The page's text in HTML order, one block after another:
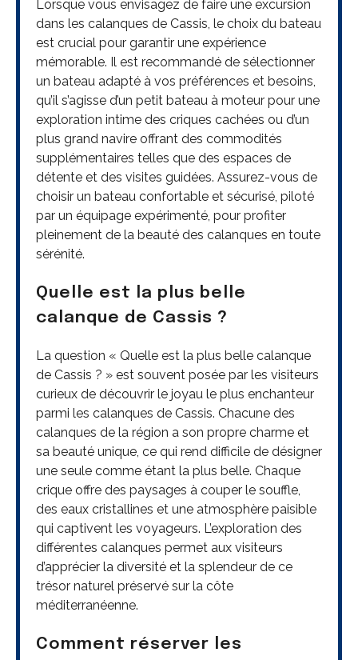
Lorsque vous envisagez de faire une excursion
dans les calanques de Cassis, le choix du bateau
est crucial pour garantir une expérience
mémorable. Il est recommandé de sélectionner
un bateau adapté à vos préférences et besoins,
qu’il s’agisse d’un petit bateau à moteur pour une
exploration intime des criques cachées ou d’un
plus grand navire offrant des commodités
supplémentaires telles que des espaces de
détente et des visites guidées. Assurez-vous de
choisir un bateau confortable et sécurisé, piloté
par un équipage expérimenté, pour profiter
pleinement de la beauté des calanques en toute
sérénité.
Quelle est la plus belle
calanque de Cassis ?
La question « Quelle est la plus belle calanque
de Cassis ? » est souvent posée par les visiteurs
curieux de découvrir le joyau le plus enchanteur
parmi les calanques de Cassis. Chacune des
calanques de la région a son propre charme et
sa beauté unique, ce qui rend difficile de désigner
une seule comme étant la plus belle. Chaque
crique offre des paysages à couper le souffle,
des eaux cristallines et une atmosphère paisible
qui captivent les voyageurs. L’exploration des
différentes calanques permet aux visiteurs
d’apprécier la diversité et la splendeur de ce
trésor naturel préservé sur la côte
méditerranéenne.
Comment réserver les